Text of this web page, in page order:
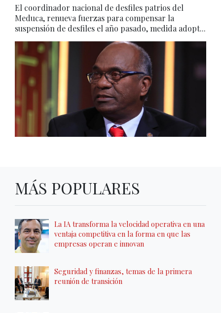
El coordinador nacional de desfiles patrios del
Meduca, renueva fuerzas para compensar la
suspensión de desfiles el año pasado, medida adopt...
MÁS POPULARES
La IA transforma la velocidad operativa en una
ventaja competitiva en la forma en que las
empresas operan e innovan
Seguridad y finanzas, temas de la primera
reunión de transición